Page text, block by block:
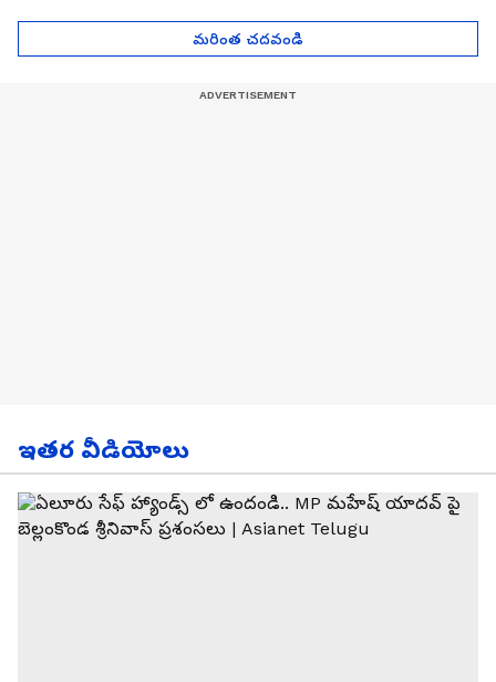
మరింత చదవండి
ఇతర వీడియోలు